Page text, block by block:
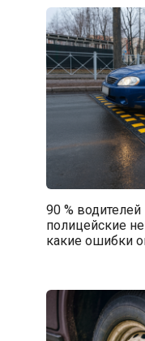
90 %
полицейские
какие ошибки